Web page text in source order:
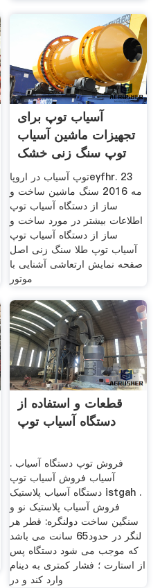
آسیاب توپ برای
تجهیزات ماشین آسیاب
توپ سنگ زنی خشک
توپ آسیاب در اروپاeyfhr. 23
مه 2016 سنگ ماشین ساخت و
ساز از دستگاه آسیاب توپ
اطلاعات بیشتر در مورد ساخت و
ساز از دستگاه آسیاب توپ
آسیاب توپ طلا سنگ زنی اصل
صفحه نمایش ارتعاشی آشنایی با
موتور
قطعات و استفاده از
دستگاه آسیاب توپ
فروش توپ دستگاه آسیاب .
آسیاب فروش آسیاب توپ
دستگاه آسیاب پلاستیک istgah .
فروش آسیاب پلاستیک نو و
سنگین ساخت دولنگره: قطر هر
لنگر در حدود65 سانت می باشد
که موجب می شود دستگاه پس
از استارت ؛ فشار کمتری به دینام
وارد کند و در